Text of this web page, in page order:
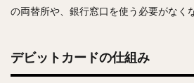
の両替所や、銀行窓口を使う必要がなく
デビットカードの仕組み